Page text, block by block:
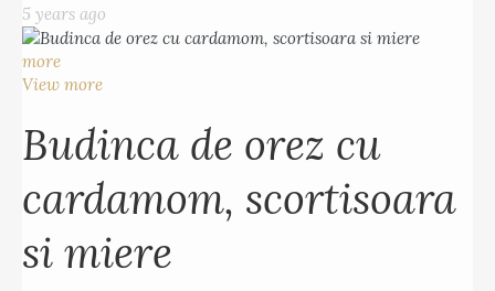
5 years ago
more
View more
Budinca de orez cu
cardamom, scortisoara
si miere